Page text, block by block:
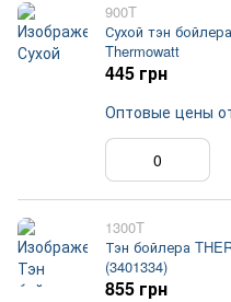
900T
Сухой тэн
Thermowatt
445 грн
Оптовые цены
1300T
Тэн бойлера
(3401334)
855 грн